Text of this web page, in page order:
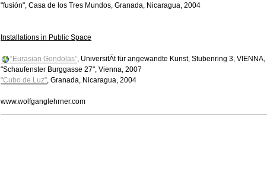
"fusión",Casa de los Tres Mundos, Granada, Nicaragua, 2004
Installations in Public Space
“Eurasian Gondolas”, UniversitÄt für angewandte Kunst, Stubenring 3,
"Schaufenster Burggasse 27", Vienna, 2007
"Cubo de Luz", Granada, Nicaragua, 2004
www.wolfganglehrner.com